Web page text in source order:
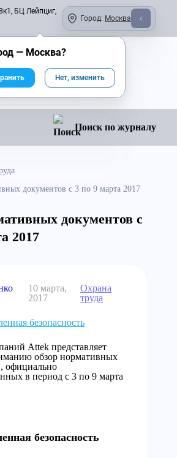
БЦ Лейпциг,
Город: Москва
журнал
Поиск по журналу
документов с 3 по 9 марта 2017
документов с
2017
10 марта,
2017
Охрана
труда
безопасность
Attek представляет
обзор нормативных
официально
в период с 3 по 9 марта
безопасность
— Москва?
Нет, изменить